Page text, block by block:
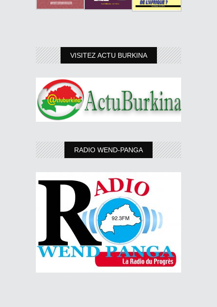
VISITEZ ACTU BURKINA
RADIO WEND-PANGA